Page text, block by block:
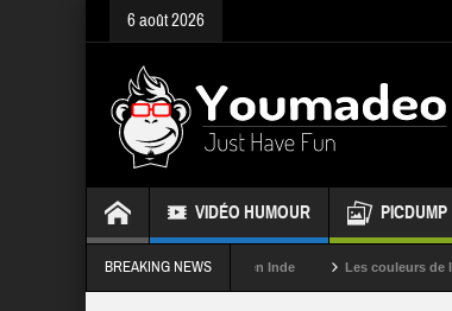
6 août 2026
VIDÉO HUMOUR PICDUMP
BREAKING NEWS
La fête des couleurs en Inde Les couleurs de l’automne